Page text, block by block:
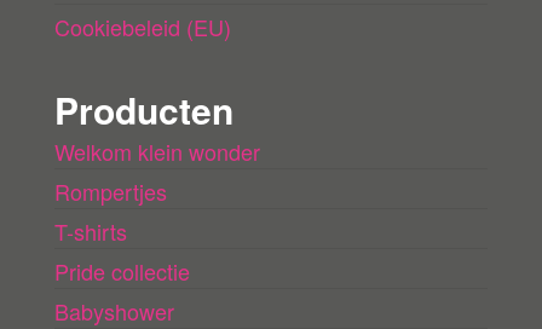
Cookiebeleid (EU)
Producten
Welkom klein wonder
Rompertjes
T-shirts
Pride collectie
Babyshower